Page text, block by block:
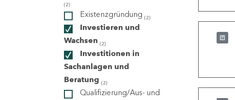
(2)
Existenzgründung (2)
Investieren und
Wachsen (2)
Investitionen in
Sachanlagen und
Beratung (2)
Qualifizierung/Aus- und